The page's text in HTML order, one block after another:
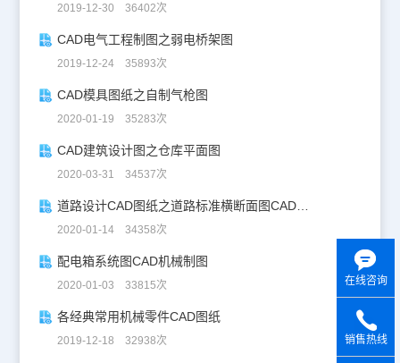
2019-12-30 36402次
CAD电气工程制图之弱电桥架图
2019-12-24 35893次
CAD模具图纸之自制气枪图
2020-01-19 35283次
CAD建筑设计图之仓库平面图
2020-03-31 34537次
道路设计CAD图纸之道路标准横断面图CAD图纸
2020-01-14 34358次
配电箱系统图CAD机械制图
2020-01-03 33815次
各经典常用机械零件CAD图纸
2019-12-18 32938次
在线咨询
销售热线